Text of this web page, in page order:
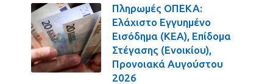
Πληρωμές ΟΠΕΚΑ:
Ελάχιστο Εγγυημένο
Εισόδημα (ΚΕΑ), Επίδομα
Στέγασης (Ενοικίου),
Προνοιακά Αυγούστου
2026